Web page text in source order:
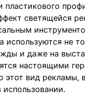
светящейся
не
и даже на
настоящими
вид рекламы,